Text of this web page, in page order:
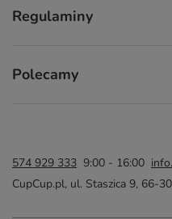
Regulaminy
Polecamy
574 929 333 9:00 - 16:00
CupCup.pl, ul. Staszica 9, 66-